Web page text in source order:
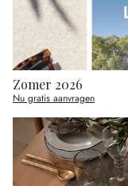
Zomer 2026
Nu gratis aanvragen